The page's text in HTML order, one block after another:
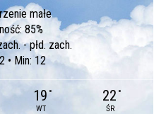
małe
85%
- płd. zach.
• Min: 12
19 °
WT
22 °
ŚR